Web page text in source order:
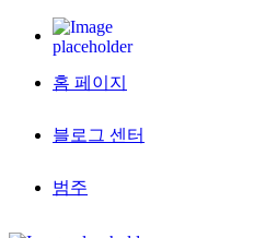
홈 페이지
블로그 센터
범주